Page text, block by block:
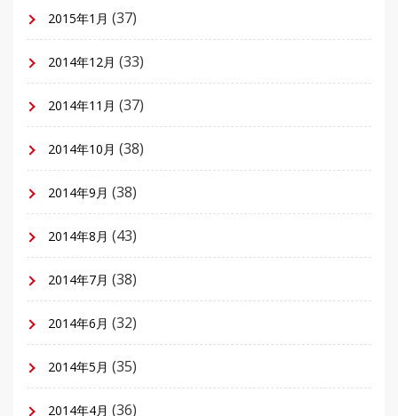
2015年1月 (37)
2014年12月 (33)
2014年11月 (37)
2014年10月 (38)
2014年9月 (38)
2014年8月 (43)
2014年7月 (38)
2014年6月 (32)
2014年5月 (35)
2014年4月 (36)